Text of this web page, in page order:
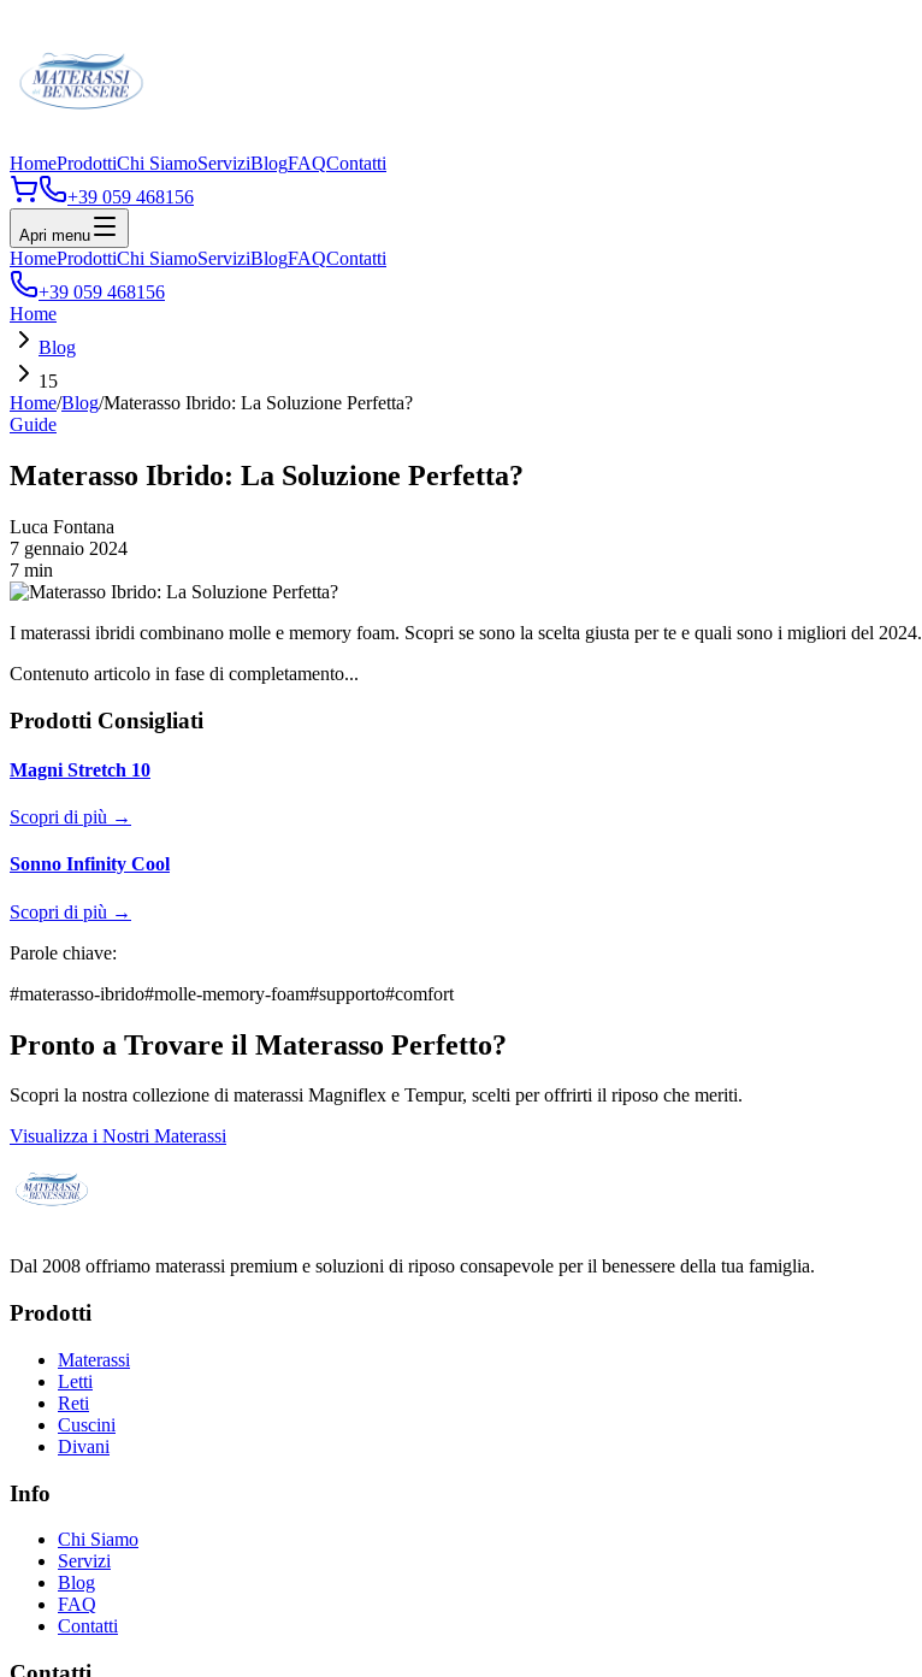
HomeProdottiChi SiamoServiziBlogFAQContatti
+39 059 468156
Apri menu
HomeProdottiChi SiamoServiziBlogFAQContatti
+39 059 468156
Home
Blog
15
Home/Blog/Materasso Ibrido: La Soluzione Perfetta?
Guide
Materasso Ibrido: La Soluzione Perfetta?
Luca Fontana
7 gennaio 2024
7 min
I materassi ibridi combinano molle e memory foam. Scopri se sono la scelta giusta per te e quali sono i migliori del 2024.
Contenuto articolo in fase di completamento...
Prodotti Consigliati
Magni Stretch 10
Scopri di più →
Sonno Infinity Cool
Scopri di più →
Parole chiave:
#materasso-ibrido#molle-memory-foam#supporto#comfort
Pronto a Trovare il Materasso Perfetto?
Scopri la nostra collezione di materassi Magniflex e Tempur, scelti per offrirti il riposo che meriti.
Visualizza i Nostri Materassi
Dal 2008 offriamo materassi premium e soluzioni di riposo consapevole per il benessere della tua famiglia.
Prodotti
Materassi
Letti
Reti
Cuscini
Divani
Info
Chi Siamo
Servizi
Blog
FAQ
Contatti